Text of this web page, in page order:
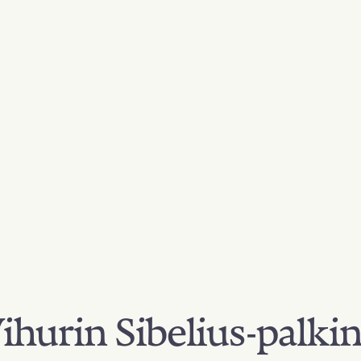
Sibelius-